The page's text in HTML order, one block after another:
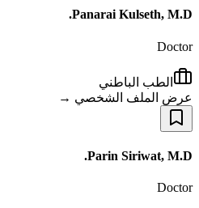
Panarai Kulseth, M.D.
Doctor
الطب الباطني
عرض الملف الشخصي →
Parin Siriwat, M.D.
Doctor